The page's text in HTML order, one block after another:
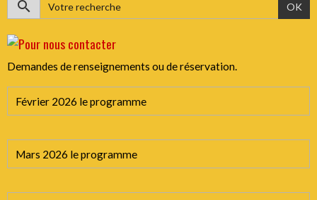
OK
Demandes de renseignements ou de réservation.
Février 2026 le programme
Mars 2026 le programme